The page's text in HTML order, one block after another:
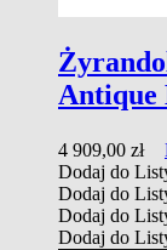
Antique
4 909,00 zł
Dodaj do
Dodaj do
Dodaj do
Dodaj do